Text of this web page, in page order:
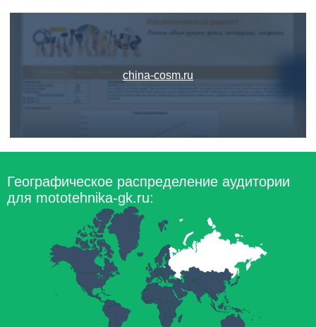
china-cosm.ru
Географическое распределение аудитории
для mototehnika-gk.ru: